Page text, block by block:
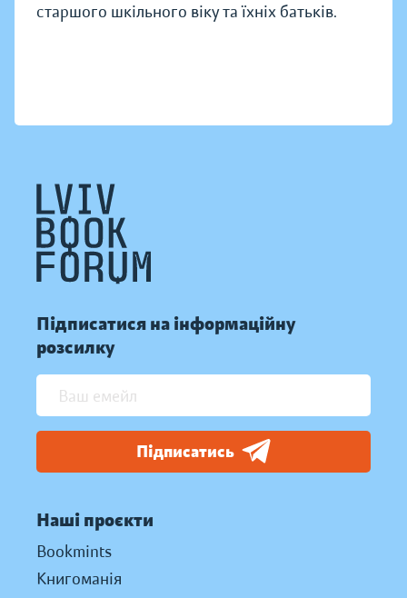
старшого шкільного віку та їхніх батьків.
Підписатися на інформаційну
розсилку
Підписатись
Наші проєкти
Bookmints
Книгоманія